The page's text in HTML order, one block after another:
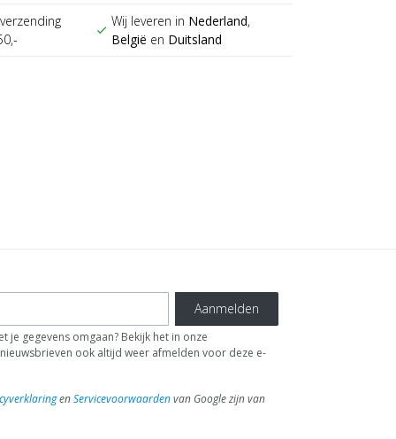
check
Wij leveren in Nederland,
België en Duitsland
Aanmelden
je gegevens omgaan? Bekijk het in onze
ook altijd weer afmelden voor deze e-
enServicevoorwaardenvan Google zijn van